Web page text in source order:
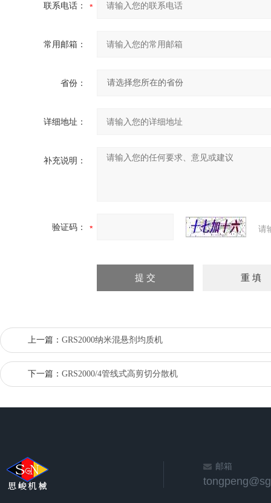
联系电话：
常用邮箱：
省份：
详细地址：
补充说明：
验证码： 请
上一篇： GRS2000纳米混悬剂均质机
下一篇： GRS2000/4管线式高剪切分散机
邮箱